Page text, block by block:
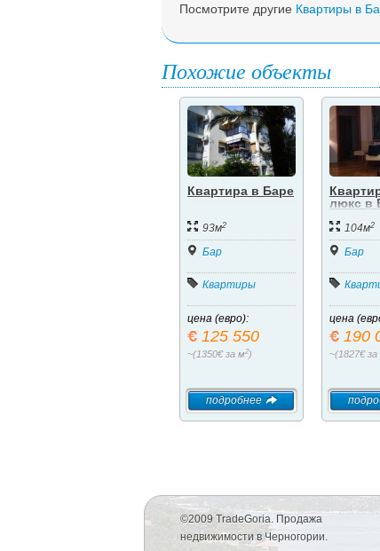
Посмотрите другие Квартиры в
Похожие объекты
Квартира в Баре
93м2
Бар
Квартиры
цена (евро):
125 550
~(1350€ за м2)
подробнее
люкс в
104м2
Бар
цена
190
~(1827€ за
©2009 TradeGoria. Продажа
недвижимости в Черногории.